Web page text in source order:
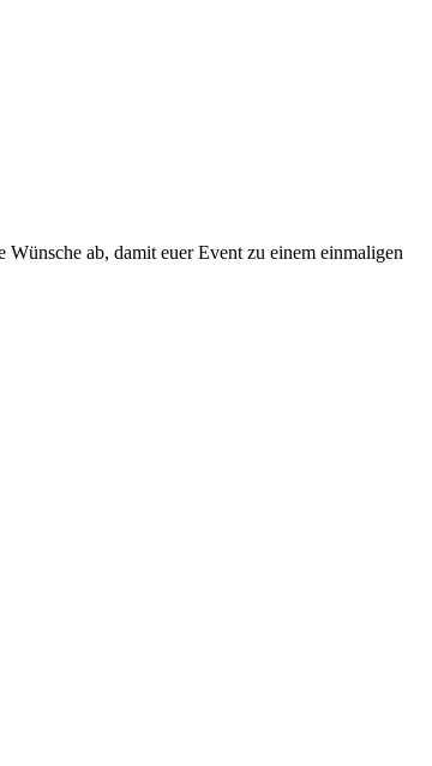
ab, damit euer Event zu einem einmaligen